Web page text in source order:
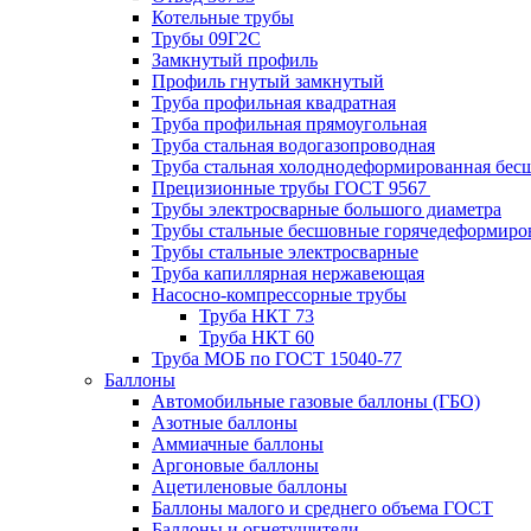
Котельные трубы
Трубы 09Г2С
Замкнутый профиль
Профиль гнутый замкнутый
Труба профильная квадратная
Труба профильная прямоугольная
Труба стальная водогазопроводная
Труба стальная холоднодеформированная
Прецизионные трубы ГОСТ 9567
Трубы электросварные большого диаметра
Трубы стальные бесшовные
Трубы стальные электросварные
Труба капиллярная нержавеющая
Насосно-компрессорные трубы
Труба НКТ 73
Труба НКТ 60
Труба МОБ по ГОСТ 15040-77
Баллоны
Автомобильные газовые баллоны (ГБО)
Азотные баллоны
Аммиачные баллоны
Аргоновые баллоны
Ацетиленовые баллоны
Баллоны малого и среднего объема ГОСТ